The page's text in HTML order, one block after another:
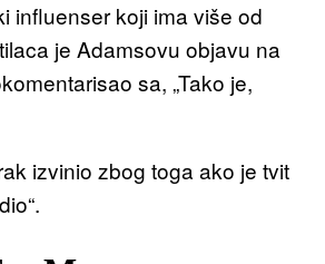
influenser koji ima više od
je Adamsovu objavu na
sa, „Tako je,
izvinio zbog toga ako je tvit